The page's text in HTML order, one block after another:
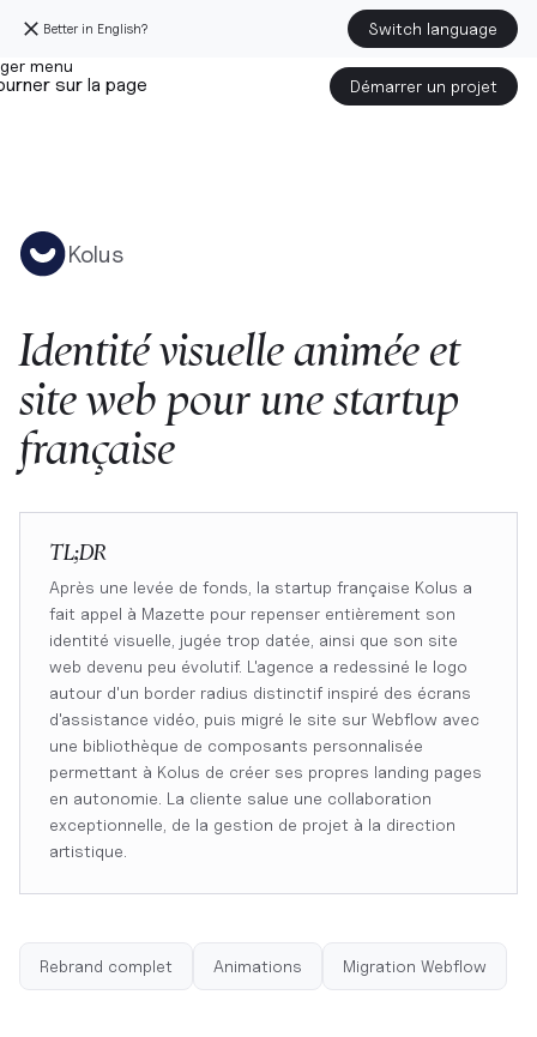
Better in English? Switch language
sur la page Démarrer un projet
Kolus
Identitévisuelleaniméeet
sitewebpourunestartup
française
TL;DR
Après une levée de fonds, la startup française Kolus a
fait appel à Mazette pour repenser entièrement son
identité visuelle, jugée trop datée, ainsi que son site
web devenu peu évolutif. L'agence a redessiné le logo
autour d'un border radius distinctif inspiré des écrans
d'assistance vidéo, puis migré le site sur Webflow avec
une bibliothèque de composants personnalisée
permettant à Kolus de créer ses propres landing pages
en autonomie. La cliente salue une collaboration
exceptionnelle, de la gestion de projet à la direction
artistique.
Rebrand complet Animations Migration Webflow